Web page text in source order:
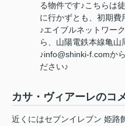
る物件です♪こちらは
に行かずとも、初期費
♪エイブルネットワー
ら、山陽電鉄本線亀
♪info@shinki-f.comか
ださい♪
カサ・ヴィアーレのコ
近くにはセブンイレブン 姫路